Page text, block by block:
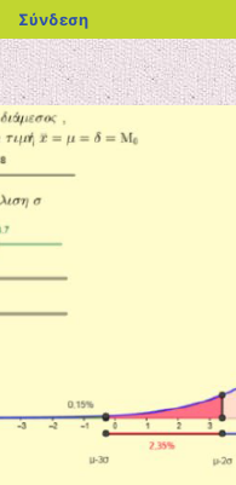
blogs.sch.gr
Σύνδεση